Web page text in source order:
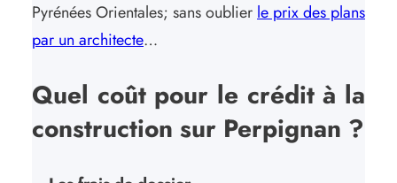
Pyrénées Orientales; sans oublierle prix des plans
par un architecte…
Quel coût pour le crédit à la
construction sur Perpignan ?